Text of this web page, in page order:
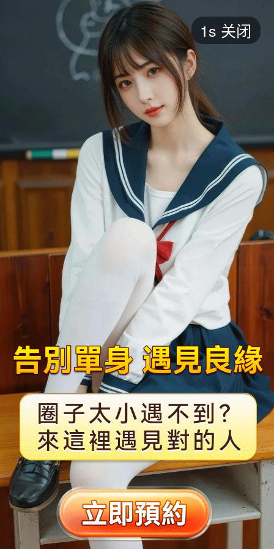
短剧
最热 添加 评分
都市 甜宠 逆袭 玄幻
2025 2024 2023 2022
全部 大陆 香港 台湾 美国 韩国 日本
1s 关闭